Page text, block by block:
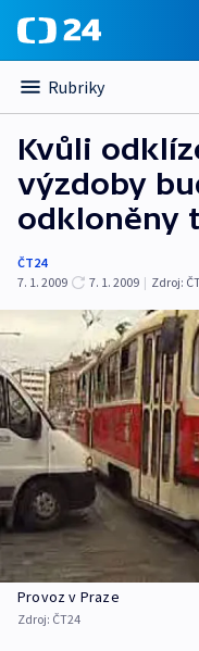
Rubriky
Kvůli
výzdoby
odkloněny
ČT24
7. 1. 2009
7. 1. 2009 | Zdroj:
Provoz v Praze
Zdroj: ČT24